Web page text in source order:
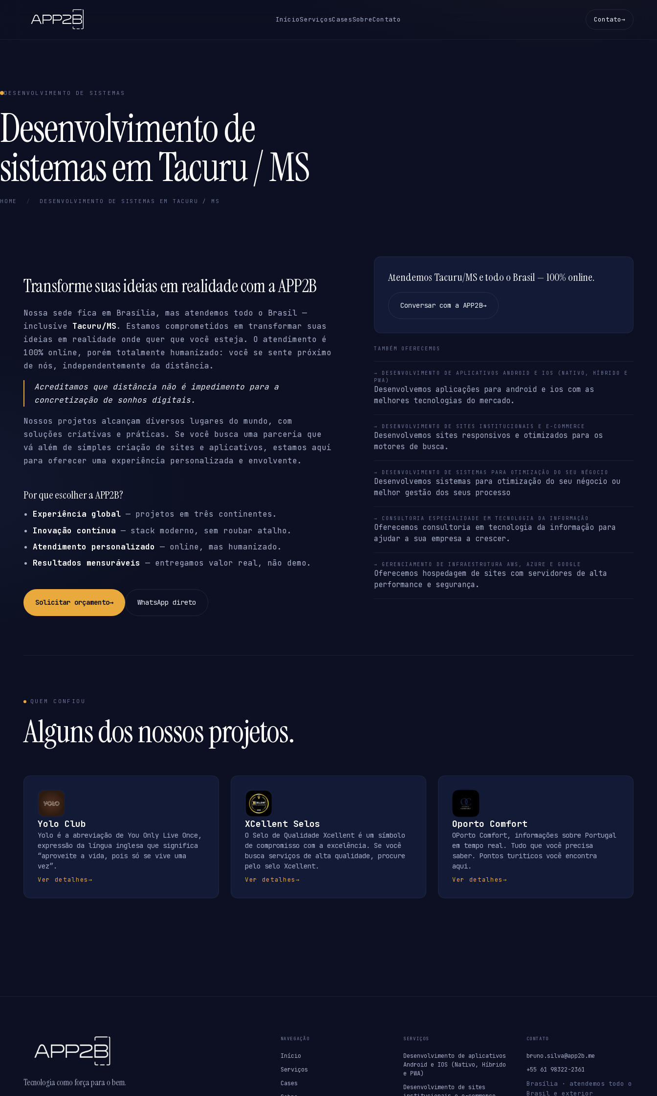
InícioServiçosCasesSobreContato Contato→
DESENVOLVIMENTO DE SISTEMAS
Desenvolvimento de
sistemas em Tacuru / MS
HOME / DESENVOLVIMENTO DE SISTEMAS EM TACURU / MS
Transforme suas ideias em realidade com a APP2B
Nossa sede fica em Brasília, mas atendemos todo o Brasil —
inclusive Tacuru/MS. Estamos comprometidos em transformar suas
ideias em realidade onde quer que você esteja. O atendimento é
100% online, porém totalmente humanizado: você se sente próximo
de nós, independentemente da distância.
Acreditamos que distância não é impedimento para a
concretização de sonhos digitais.
Nossos projetos alcançam diversos lugares do mundo, com
soluções criativas e práticas. Se você busca uma parceria que
vá além de simples criação de sites e aplicativos, estamos aqui
para oferecer uma experiência personalizada e envolvente.
Por que escolher a APP2B?
Experiência global — projetos em três continentes.
Inovação contínua — stack moderno, sem roubar atalho.
Atendimento personalizado — online, mas humanizado.
Resultados mensuráveis — entregamos valor real, não demo.
Solicitar orçamento→ WhatsApp direto
Atendemos Tacuru/MS e todo o Brasil — 100% online.
Conversar com a APP2B→
TAMBÉM OFERECEMOS
→ DESENVOLVIMENTO DE APLICATIVOS ANDROID E IOS (NATIVO, HÍBRIDO E
PWA)
Desenvolvemos aplicações para android e ios com as
melhores tecnologias do mercado.
→ DESENVOLVIMENTO DE SITES INSTITUCIONAIS E E-COMMERCE
Desenvolvemos sites responsivos e otimizados para os
motores de busca.
→ DESENVOLVIMENTO DE SISTEMAS PARA OTIMIZAÇÃO DO SEU NÉGOCIO
Desenvolvemos sistemas para otimização do seu négocio ou
melhor gestão dos seus processo
→ CONSULTORIA ESPECIALIDADE EM TECNOLOGIA DA INFORMAÇÃO
Oferecemos consultoria em tecnologia da informação para
ajudar a sua empresa a crescer.
→ GERENCIAMENTO DE INFRAESTRUTURA AWS, AZURE E GOOGLE
Oferecemos hospedagem de sites com servidores de alta
performance e segurança.
QUEM CONFIOU
Alguns dos nossos projetos.
Yolo Club
Yolo é a abreviação de You Only Live Once,
expressão da língua inglesa que significa
“aproveite a vida, pois só se vive uma
vez”.
Ver detalhes→
XCellent Selos
O Selo de Qualidade Xcellent é um símbolo
de compromisso com a excelência. Se você
busca serviços de alta qualidade, procure
pelo selo Xcellent.
Ver detalhes→
Oporto Comfort
OPorto Comfort, informações sobre Portugal
em tempo real. Tudo que você precisa
saber. Pontos turiticos você encontra
aqui.
Ver detalhes→
Tecnologia como força para o bem.
NAVEGAÇÃO
Início
Serviços
Cases
SERVIÇOS
Desenvolvimento de aplicativos
Android e IOS (Nativo, Híbrido
e PWA)
Desenvolvimento de sites
CONTATO
bruno.silva@app2b.me
+55 61 98322-2361
Brasília · atendemos todo o
Brasil e exterior